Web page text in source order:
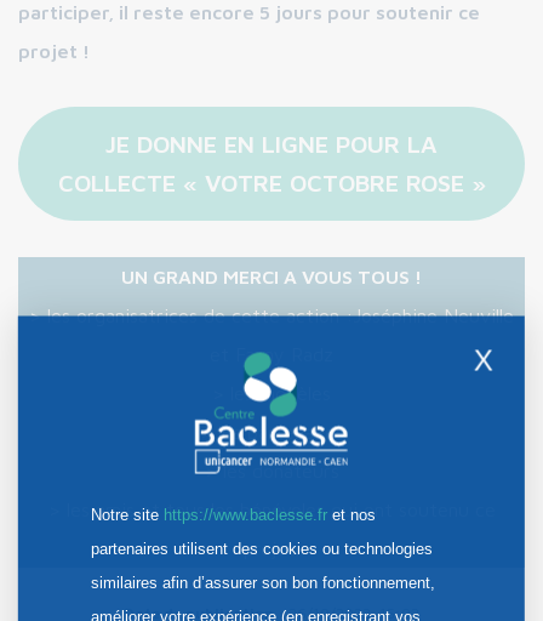
participer, il reste encore 5 jours pour soutenir ce
projet !
JE DONNE EN LIGNE POUR LA
COLLECTE « VOTRE OCTOBRE ROSE »
UN GRAND MERCI A VOUS TOUS !
> les organisatrices de cette action :Joséphine Neuville
et Fanny Radz
> les modèles
> les partenaires
> les donateurs
> les amis et tous les bénévoles qui ont soutenu ce
projet.
Date de publication :26/10/2022, 15:02
X
Notre site https://www.baclesse.fret nos
partenaires utilisent des cookies ou technologies
similaires afin d’assurer son bon fonctionnement,
améliorer votre expérience (en enregistrant vos